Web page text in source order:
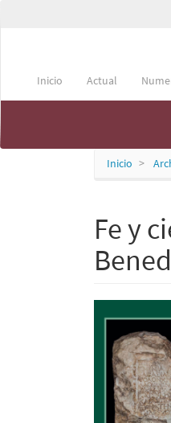
lateral
Inicio Actual
Inicio
Fe y
Barra
lateral
del
artículo